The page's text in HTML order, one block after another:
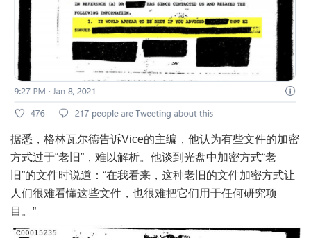
据悉，格林瓦尔德告诉Vice的主编，他认为有些文件的加密
方式过于“老旧”，难以解析。他谈到光盘中加密方式“老
旧”的文件时说道：“在我看来，这种老旧的文件加密方式让
人们很难看懂这些文件，也很难把它们用于任何研究项
目。”